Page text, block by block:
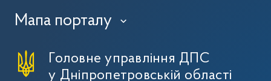
Мапа порталу ›
Головне управління ДПС
у Дніпропетровській області